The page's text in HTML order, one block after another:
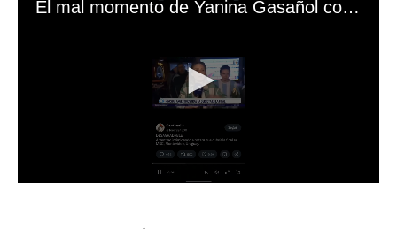
El mal momento de Yanina Gasañol con un hincha argentino en "Subrayado"
s